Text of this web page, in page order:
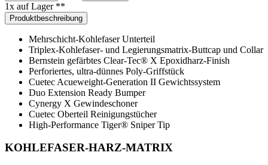
1x auf Lager **
Produktbeschreibung
Mehrschicht-Kohlefaser Unterteil
Triplex-Kohlefaser- und Legierungsmatrix-Buttcap und Collar
Bernstein gefärbtes Clear-Tec® X Epoxidharz-Finish
Perforiertes, ultra-dünnes Poly-Griffstück
Cuetec Acueweight-Generation II Gewichtssystem
Duo Extension Ready Bumper
Cynergy X Gewindeschoner
Cuetec Oberteil Reinigungstücher
High-Performance Tiger® Sniper Tip
KOHLEFASER-HARZ-MATRIX